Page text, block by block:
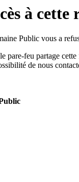
à cette
Public vous a
pare-feu partage
de nous